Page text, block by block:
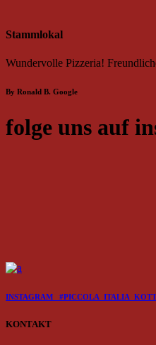
Stammlokal
Wundervolle Pizzeria!
By Ronald B. Google
folge uns auf
INSTAGRAM
KONTAKT